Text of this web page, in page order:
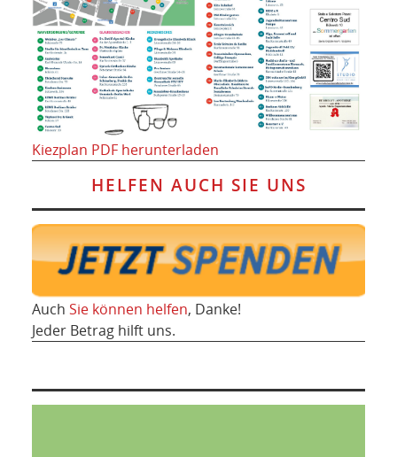
Kiezplan PDF herunterladen
HELFEN AUCH SIE UNS
Auch Sie können helfen, Danke!
Jeder Betrag hilft uns.